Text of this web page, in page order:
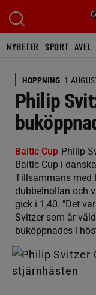
NYHETER SPORT AVEL
HOPPNING 1
Philip
Baltic Cup Philip
Baltic Cup i
Tillsammans med
dubbelnollan och
gick i 1,40. "Det
Svitzer som är
buköppnades i